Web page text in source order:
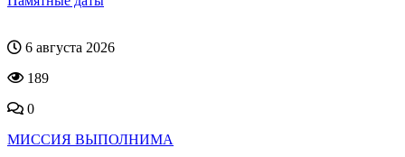
6 августа 2026
189
0
МИССИЯ ВЫПОЛНИМА